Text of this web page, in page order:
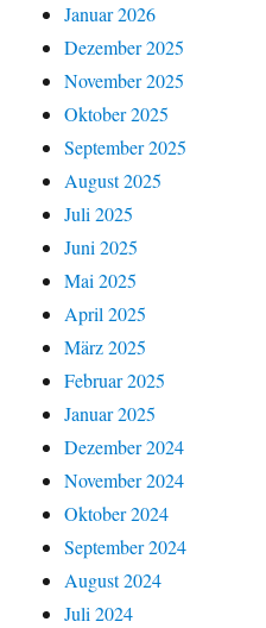
Januar 2026
Dezember 2025
November 2025
Oktober 2025
September 2025
August 2025
Juli 2025
Juni 2025
Mai 2025
April 2025
März 2025
Februar 2025
Januar 2025
Dezember 2024
November 2024
Oktober 2024
September 2024
August 2024
Juli 2024